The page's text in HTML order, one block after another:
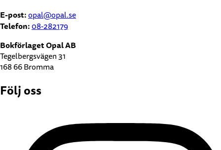
E-post:opal@opal.se
Telefon:08-282179
Bokförlaget Opal AB
Tegelbergsvägen 31
168 66 Bromma
Följ oss